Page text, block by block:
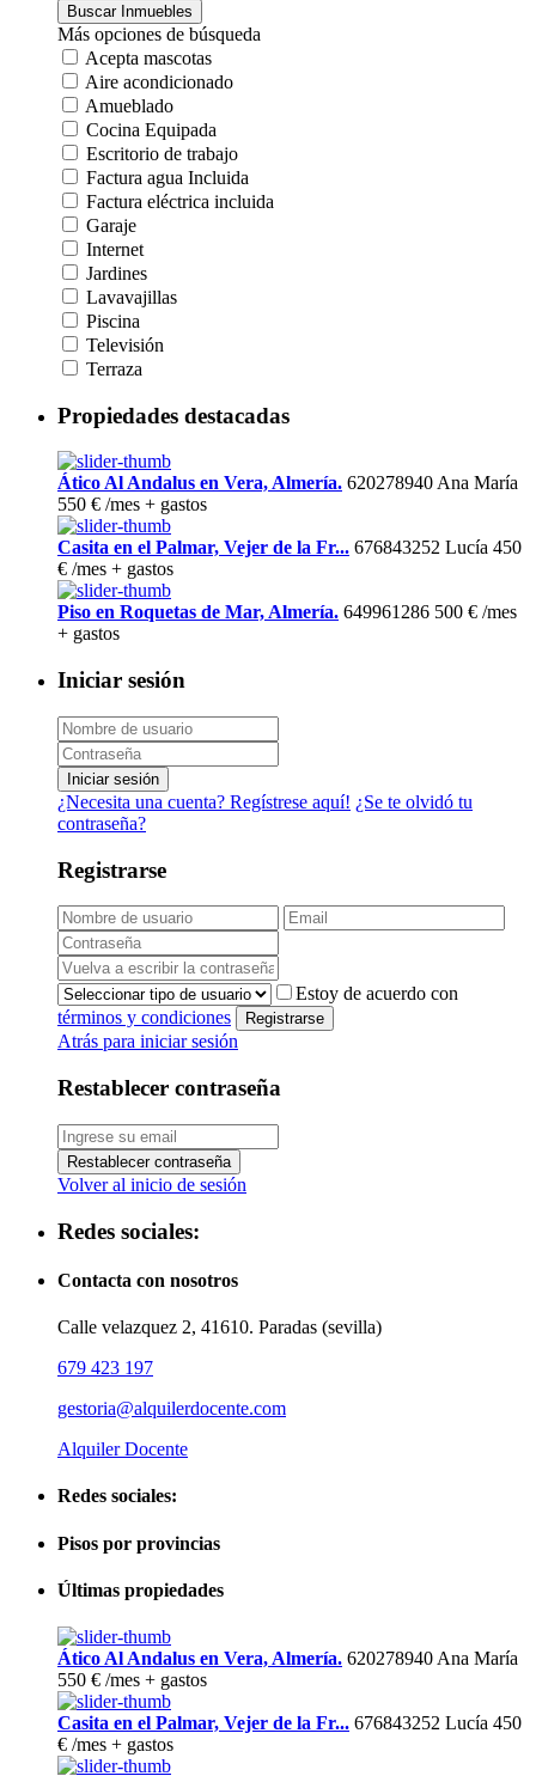
Más opciones de búsqueda
Acepta mascotas
Aire acondicionado
Amueblado
Cocina Equipada
Escritorio de trabajo
Factura agua Incluida
Factura eléctrica incluida
Garaje
Internet
Jardines
Lavavajillas
Piscina
Televisión
Terraza
Propiedades destacadas
Ático Al Andalus en Vera, Almería. 620278940 Ana María
550 € /mes + gastos
Casita en el Palmar, Vejer de la Fr... 676843252 Lucía 450
€ /mes + gastos
Piso en Roquetas de Mar, Almería. 649961286 500 € /mes
+ gastos
Iniciar sesión
Iniciar sesión
¿Necesita una cuenta? Regístrese aquí! ¿Se te olvidó tu
contraseña?
Registrarse
Estoy de acuerdo con
términos y condiciones
Registrarse
Atrás para iniciar sesión
Restablecer contraseña
Restablecer contraseña
Volver al inicio de sesión
Redes sociales:
Contacta con nosotros
Calle velazquez 2, 41610. Paradas (sevilla)
679 423 197
gestoria@alquilerdocente.com
Alquiler Docente
Redes sociales:
Pisos por provincias
Últimas propiedades
Ático Al Andalus en Vera, Almería. 620278940 Ana María
550 € /mes + gastos
Casita en el Palmar, Vejer de la Fr... 676843252 Lucía 450
€ /mes + gastos